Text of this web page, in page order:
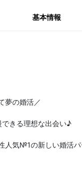
基本情報
夢の婚活／
きる理想な出会い♪
人気№1の新しい婚活パ